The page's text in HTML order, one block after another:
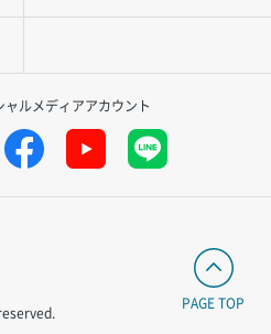
ルメディアアカウント
PAGE TOP